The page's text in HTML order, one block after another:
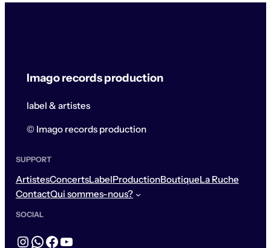
Imago records production
label & artistes
© Imago records production
SUPPORT
ArtistesConcertsLabelProductionBoutiqueLa Ruche
ContactQui sommes-nous?
SOCIAL
Instagram
WhatsApp
Facebook
YouTube